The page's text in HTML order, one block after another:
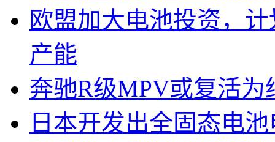
欧盟加大电池投资，
产能
奔驰R级MPV或复活为
日本开发出全固态电